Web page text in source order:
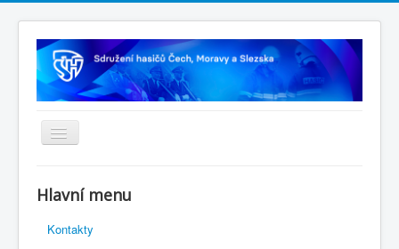
Rejstřík sportu
Novelizace Stanov SH ČMS
Hlavní menu
Kontakty